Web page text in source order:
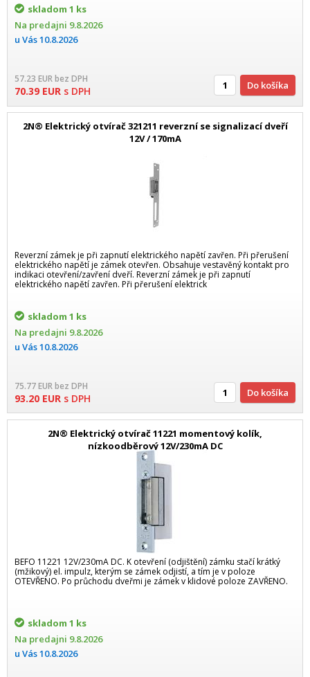
skladom 1 ks
Na predajni 9.8.2026
u Vás10.8.2026
57.23 EURbez DPH
70.39 EUR s DPH Do košíka
2N® Elektrický otvírač 321211 reverzní se signalizací dveří
12V / 170mA
Reverzní zámek je při zapnutí elektrického napětí zavřen. Při přerušení
elektrického napětí je zámek otevřen. Obsahuje vestavěný kontakt pro
indikaci otevření/zavření dveří. Reverzní zámek je při zapnutí
elektrického napětí zavřen. Při přerušení elektrick
skladom 1 ks
Na predajni 9.8.2026
u Vás10.8.2026
75.77EURbez DPH
93.20 EUR s DPH Do košíka
2N® Elektrický otvírač 11221 momentový kolík,
nízkoodběrový 12V/230mA DC
BEFO 11221 12V/230mA DC. K otevření (odjištění) zámku stačí krátký
(mžikový) el. impulz, kterým se zámek odjistí, a tím je v poloze
OTEVŘENO. Po průchodu dveřmi je zámek v klidové poloze ZAVŘENO.
skladom 1 ks
Na predajni 9.8.2026
u Vás10.8.2026